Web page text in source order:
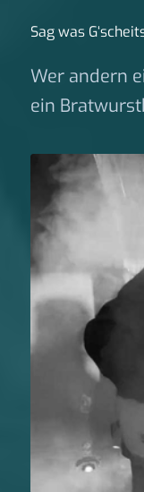
Sag was
Wer andern
ein